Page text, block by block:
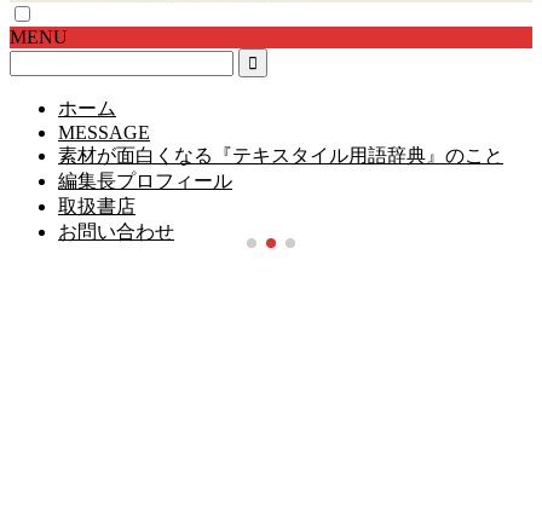
MENU
ホーム
MESSAGE
素材が面白くなる『テキスタイル用語辞典』のこと
編集長プロフィール
取扱書店
お問い合わせ